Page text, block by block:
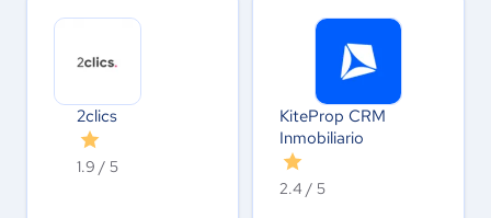
2clics
1.9 / 5
KiteProp CRM
Inmobiliario
2.4 / 5